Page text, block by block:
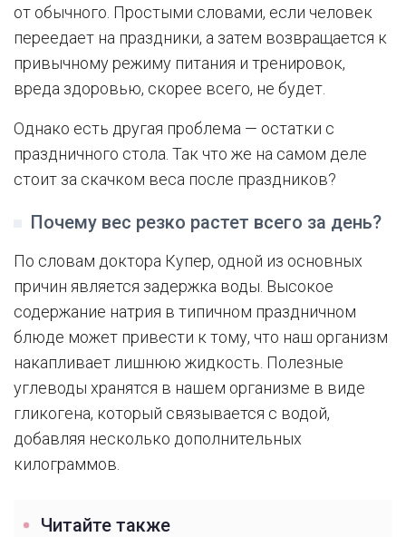
от обычного. Простыми словами, если человек
переедает на праздники, а затем возвращается к
привычному режиму питания и тренировок,
вреда здоровью, скорее всего, не будет.
Однако есть другая проблема — остатки с
праздничного стола. Так что же на самом деле
стоит за скачком веса после праздников?
Почему вес резко растет всего за день?
По словам доктора Купер, одной из основных
причин является задержка воды. Высокое
содержание натрия в типичном праздничном
блюде может привести к тому, что наш организм
накапливает лишнюю жидкость. Полезные
углеводы хранятся в нашем организме в виде
гликогена, который связывается с водой,
добавляя несколько дополнительных
килограммов.
Читайте также